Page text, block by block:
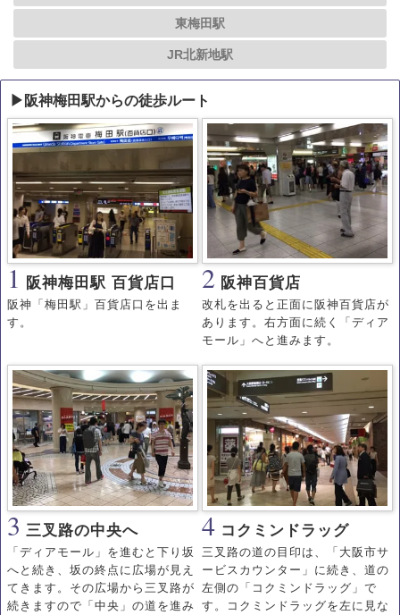
東梅田駅
JR北新地駅
▶阪神梅田駅からの徒歩ルート
1 阪神梅田駅 百貨店口
阪神「梅田駅」百貨店口を出ま
す。
2 阪神百貨店
改札を出ると正面に阪神百貨店が
あります。右方面に続く「ディア
モール」へと進みます。
3 三叉路の中央へ
「ディアモール」を進むと下り坂
へと続き、坂の終点に広場が見え
てきます。その広場から三叉路が
続きますので「中央」の道を進み
4 コクミンドラッグ
三叉路の道の目印は、「大阪市サ
ービスカウンター」に続き、道の
左側の「コクミンドラッグ」で
す。コクミンドラッグを左に見な